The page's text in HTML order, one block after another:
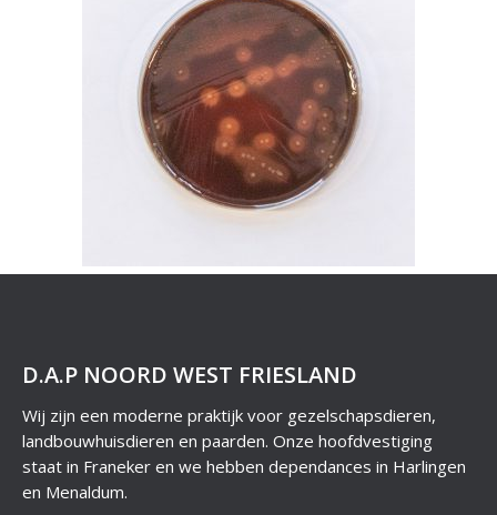
D.A.P NOORD WEST FRIESLAND
Wij zijn een moderne praktijk voor gezelschapsdieren,
landbouwhuisdieren en paarden. Onze hoofdvestiging
staat in Franeker en we hebben dependances in Harlingen
en Menaldum.